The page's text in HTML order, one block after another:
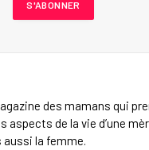
des mamans qui
aspects de la vie d’une
aussi la femme.